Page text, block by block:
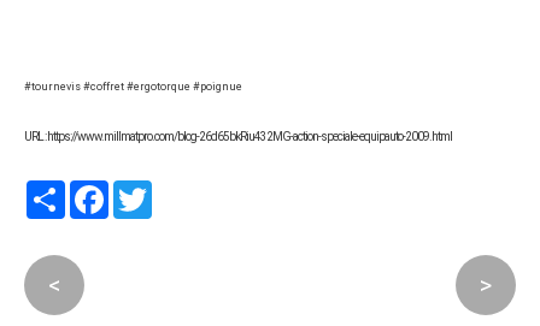
#tournevis #coffret #ergotorque #poignue
URL : https://www.millmatpro.com/blog-26d65bkRiu432MG-action-speciale-equipauto-2009.html
PartagerFacebook
< >